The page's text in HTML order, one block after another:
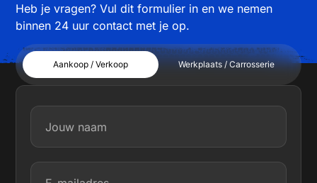
Heb je vragen? Vul dit formulier in en we nemen
binnen 24 uur contact met je op.
Aankoop / Verkoop Werkplaats / Carrosserie